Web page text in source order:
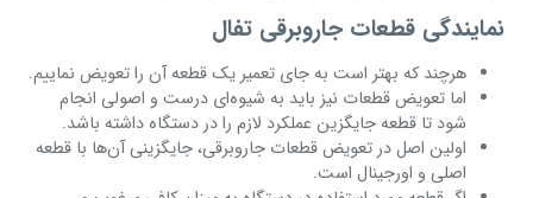
نمایندگی قطعات جاروبرقی تفال
هرچند که بهتر است به جای تعمیر یک قطعه آن را تعویض نماییم.
اما تعویض قطعات نیز باید به شیوه‌ای درست و اصولی انجام
شود تا قطعه جایگزین عملکرد لازم را در دستگاه داشته باشد.
اولین اصل در تعویض قطعات جاروبرقی، جایگزینی آن‌ها با قطعه
اصلی و اورجینال است.